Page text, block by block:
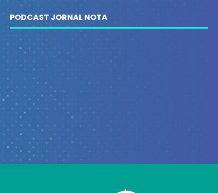
PODCAST JORNAL NOTA